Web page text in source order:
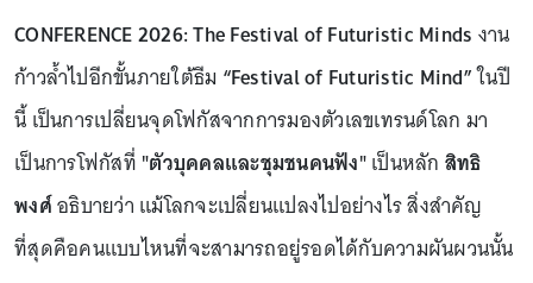
CONFERENCE 2026: The Festival of Futuristic Minds งาน
ก้าวล้ำไปอีกขั้นภายใต้ธีม “Festival of Futuristic Mind”ในปี
นี้ เป็นการเปลี่ยนจุดโฟกัสจากการมองตัวเลขเทรนด์โลก มา
เป็นการโฟกัสที่ "ตัวบุคคลและชุมชนคนฟัง"เป็นหลัก สิทธิ
พงศ์อธิบายว่า แม้โลกจะเปลี่ยนแปลงไปอย่างไร สิ่งสำคัญ
ที่สุดคือคนแบบไหนที่จะสามารถอยู่รอดได้กับความผันผวนนั้น